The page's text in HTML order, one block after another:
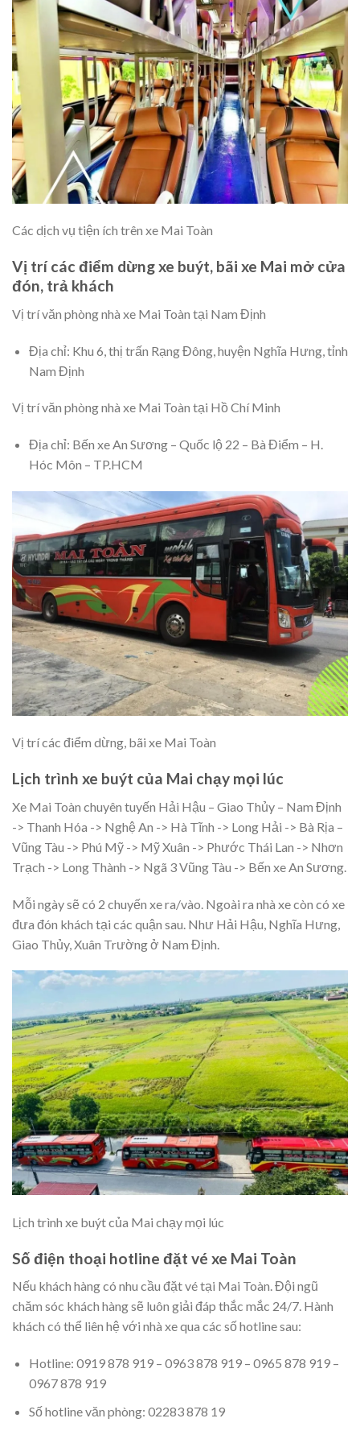
Các dịch vụ tiện ích trên xe Mai Toàn
Vị trí các điểm dừng xe buýt, bãi xe Mai mở cửa
đón, trả khách
Vị trí văn phòng nhà xe Mai Toàn tại Nam Định
Địa chỉ: Khu 6, thị trấn Rạng Đông, huyện Nghĩa Hưng, tỉnh
Nam Định
Vị trí văn phòng nhà xe Mai Toàn tại Hồ Chí Minh
Địa chỉ: Bến xe An Sương – Quốc lộ 22 – Bà Điểm – H.
Hóc Môn – TP.HCM
Vị trí các điểm dừng, bãi xe Mai Toàn
Lịch trình xe buýt của Mai chạy mọi lúc
Xe Mai Toàn chuyên tuyến Hải Hậu – Giao Thủy – Nam Định
-> Thanh Hóa -> Nghệ An -> Hà Tĩnh -> Long Hải -> Bà Rịa –
Vũng Tàu -> Phú Mỹ -> Mỹ Xuân -> Phước Thái Lan -> Nhơn
Trạch -> Long Thành -> Ngã 3 Vũng Tàu -> Bến xe An Sương.
Mỗi ngày sẽ có 2 chuyến xe ra/vào. Ngoài ra nhà xe còn có xe
đưa đón khách tại các quận sau. Như Hải Hậu, Nghĩa Hưng,
Giao Thủy, Xuân Trường ở Nam Định.
Lịch trình xe buýt của Mai chạy mọi lúc
Số điện thoại hotline đặt vé xe Mai Toàn
Nếu khách hàng có nhu cầu đặt vé tại Mai Toàn. Đội ngũ
chăm sóc khách hàng sẽ luôn giải đáp thắc mắc 24/7. Hành
khách có thể liên hệ với nhà xe qua các số hotline sau:
Hotline: 0919 878 919 – 0963 878 919 – 0965 878 919 –
0967 878 919
Số hotline văn phòng: 02283 878 19